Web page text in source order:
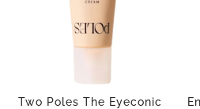
Two Poles The Eyeconic